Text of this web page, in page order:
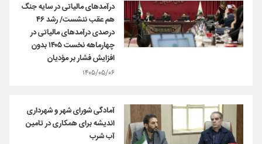
درآمدهای مالیاتی در سایه جنگ
هم عقب ننشست/ رشد ۴۶
درصدی درآمدهای مالیاتی در
چهارماهه نخست ۱۴۰۵ بدون
افزایش فشار بر مؤدیان
۱۴۰۵/۰۵/۰۶
آمادگی شورای شهر و شهرداری
اندیشه برای همکاری در تامین
آب شرب